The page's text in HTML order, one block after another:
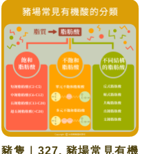
豬隻｜327. 豬場常見有機